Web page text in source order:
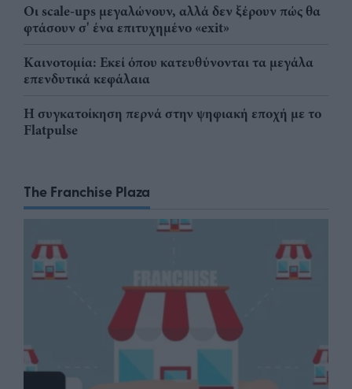
Οι scale-ups μεγαλώνουν, αλλά δεν ξέρουν πώς θα
φτάσουν σ' ένα επιτυχημένο «exit»
Καινοτομία: Εκεί όπου κατευθύνονται τα μεγάλα
επενδυτικά κεφάλαια
Η συγκατοίκηση περνά στην ψηφιακή εποχή με το
Flatpulse
The Franchise Plaza